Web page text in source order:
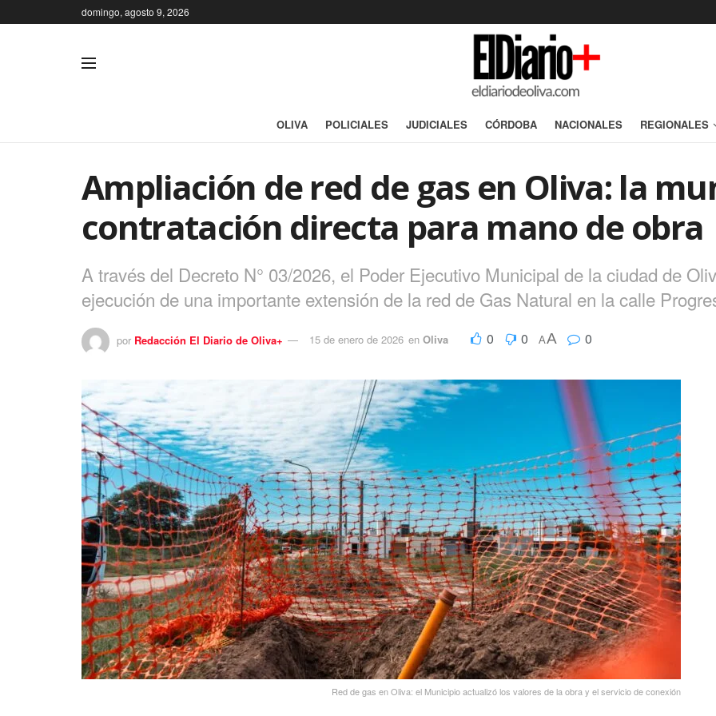
domingo, agosto 9, 2026
OLIVA POLICIALES JUDICIALES CÓRDOBA NACIONALES REGIONALES
Ampliación de red de gas en Oliva: la
contratación directa para mano de obra
A través del Decreto N° 03/2026, el Poder Ejecutivo Municipal de la ciudad de
ejecución de una importante extensión de la red de Gas Natural en la calle
por Redacción El Diario de Oliva+ 15 de enero de 2026 en Oliva 0 0 AA 0
Red de gas en Oliva: el Municipio actualizó los valores de la obra y el servicio de conexión